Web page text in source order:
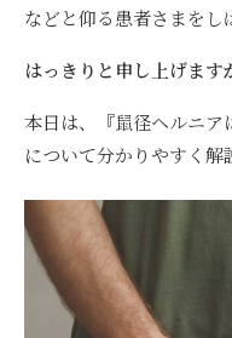
などと仰る患者さまをし
はっきりと申し上げます
本日は、『鼠径ヘルニア
について分かりやすく解